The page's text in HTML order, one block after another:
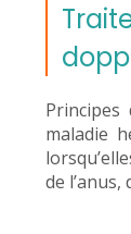
maladie
de l’anus,